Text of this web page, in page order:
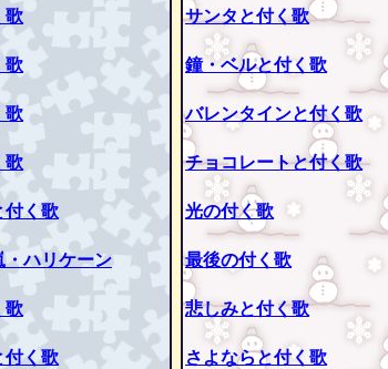
歌
歌
歌
歌
付く歌
・ハリケーン
歌
付く歌
サンタと付く歌
鐘・ベルと付く歌
バレンタインと付く歌
チョコレートと付く歌
光の付く歌
最後の付く歌
悲しみと付く歌
さよならと付く歌